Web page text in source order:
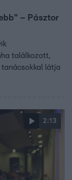
– Pásztor
találkozott,
tanácsokkal látja
2:13